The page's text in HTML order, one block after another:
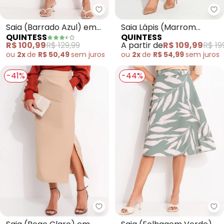
Quintess - Saia (Barrado Azul)
Saia (Barrado Azul) em
Malha Fria
QUINTESS
R$ 100,99R$ 129,99
ou 2xde R$ 50,49sem juros
Saia Lápis (Marrom
Claro) em Linho
QUINTESS
A partir deR$ 109,99R$
ou 2xde R$ 54,99sem juros
-41%
Quintess - Saia (Bege Claro)
-44%